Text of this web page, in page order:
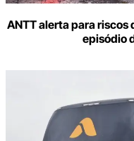
ANTT alerta para
episódio